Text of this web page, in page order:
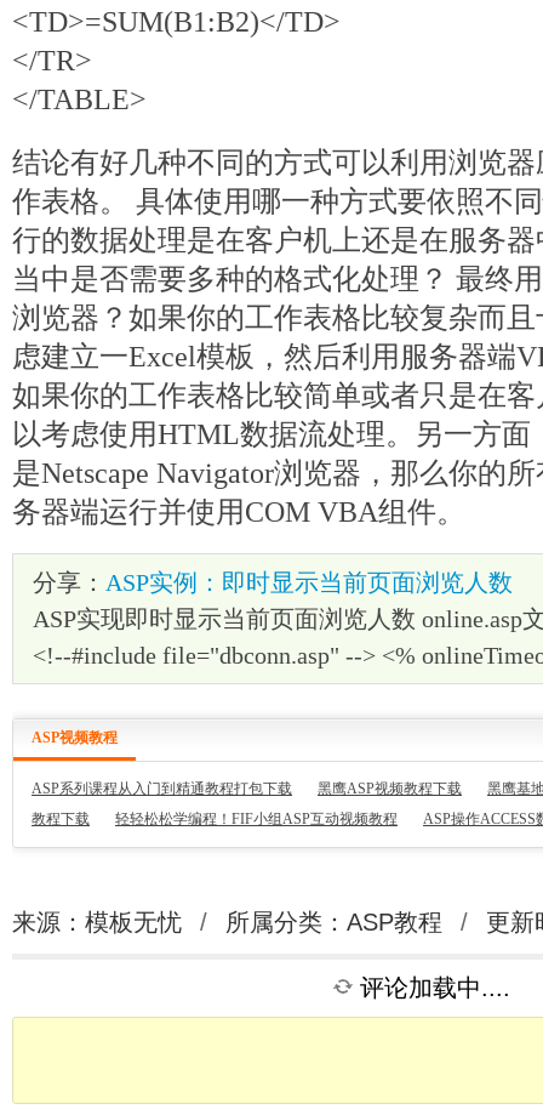
<TD>=SUM(B1:B2)</TD>
</TR>
</TABLE>
结论有好几种不同的方式可以利用浏览
作表格。 具体使用哪一种方式要依照不
行的数据处理是在客户机上还是在服务
当中是否需要多种的格式化处理？ 最终
浏览器？如果你的工作表格比较复杂而
虑建立一Excel模板，然后利用服务器端
如果你的工作表格比较简单或者只是在
以考虑使用HTML数据流处理。另一方
是Netscape Navigator浏览器，那么你的
务器端运行并使用COM VBA组件。
分享： ASP实例：即时显示当前页面浏览人数
ASP实现即时显示当前页面浏览人数 online.asp
<!--#include file="dbconn.asp" --> <%
ASP视频教程
ASP系列课程从入门到精通教程打包下载 黑鹰ASP视频教程下载
黑鹰基
教程下载
轻轻松松学编程！FIF小组ASP互动视频教程 ASP操作ACCESS
来源：模板无忧 / 所属分类： ASP教程 / 更新
评论加载中....